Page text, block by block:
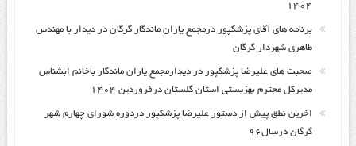
۱۴۰۴
برنامه های آقای پزشکپور درمجمع یاران ماندگار گرگان در دیدار با مهندس
طاهری شهردار گرگان
صحبت های علیرضا پزشکپور در دیدارمجمع یاران ماندگار باخانم ابشناس
مدیرکل محترم بهزیستی استان گلستان درفروردین ۱۴۰۴
اخرین نطق پیش از دستور علیرضا پزشکپور دردوره شورای چهارم شهر
گرگان درسال۹۶